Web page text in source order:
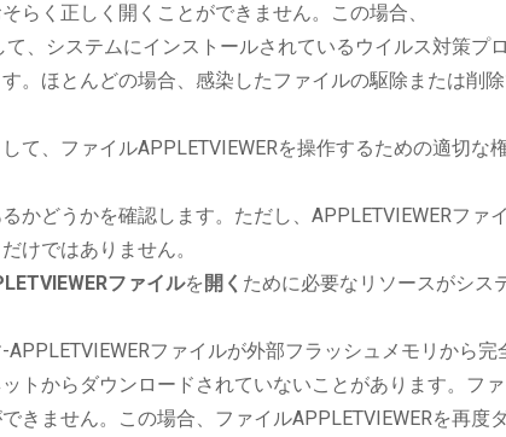
らく正しく開くことができません。この場合、
て、システムにインストールされているウイルス対策プ
。ほとんどの場合、感染したファイルの駆除または削
て、ファイルAPPLETVIEWERを操作するための適切な
かどうかを確認します。ただし、APPLETVIEWERファ
けではありません。
ファイルを 開く ために必要なリソースがシス
ファイルが外部フラッシュメモリから完
トからダウンロードされていないことがあります。ファ
きません。この場合、ファイルAPPLETVIEWERを再度